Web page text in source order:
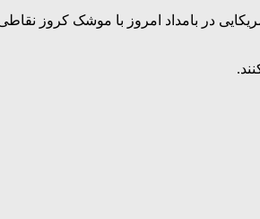
در بامداد امروز با موشک کروز